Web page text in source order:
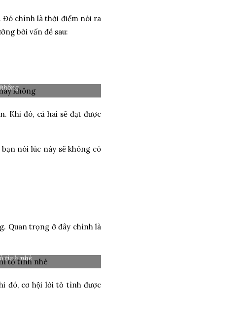
Đó chính là thời điểm nói ra
bởi vấn đề sau:
Khi đó, cả hai sẽ đạt được
nói lúc này sẽ không có
Quan trọng ở đây chính là
tình nhé
đó, cơ hội lời tỏ tình được